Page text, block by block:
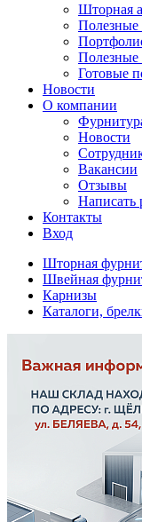
Шторная
Полезные
Полезные
Готовые
Новости
О компании
Новости
Вакансии
Отзывы
Написать
Контакты
Вход
Шторная
Швейная
Карнизы
Каталоги,